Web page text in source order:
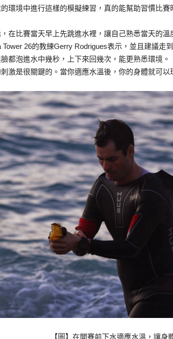
環境中進行這樣的模擬練習，真的能幫助習慣比賽
在比賽當天早上先跳進水裡，讓自己熟悉當天的溫
Tower 26的教練Gerry Rodrigues表示，並且建議走
都泡進水中幾秒，上下來回幾次，能更熟悉環境
激是很關鍵的。當你適應水溫後，你的身體就可以
【圖】在開賽前下水適應水溫，讓身